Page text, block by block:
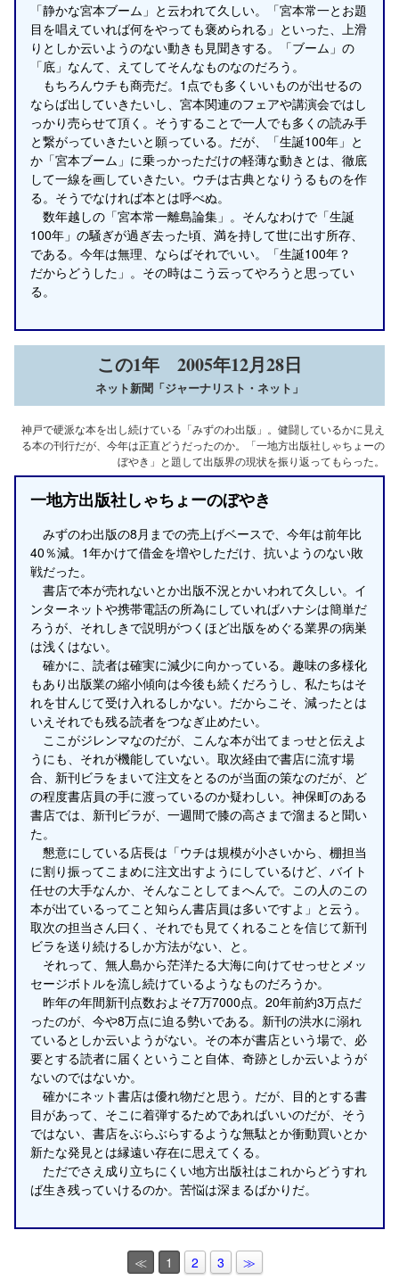
「静かな宮本ブーム」と云われて久しい。「宮本常一とお題
目を唱えていれば何をやっても褒められる」といった、上滑
りとしか云いようのない動きも見聞きする。「ブーム」の
「底」なんて、えてしてそんなものなのだろう。
もちろんウチも商売だ。1点でも多くいいものが出せるの
ならば出していきたいし、宮本関連のフェアや講演会ではし
っかり売らせて頂く。そうすることで一人でも多くの読み手
と繋がっていきたいと願っている。だが、「生誕100年」と
か「宮本ブーム」に乗っかっただけの軽薄な動きとは、徹底
して一線を画していきたい。ウチは古典となりうるものを作
る。そうでなければ本とは呼べぬ。
数年越しの「宮本常一離島論集」。そんなわけで「生誕
100年」の騒ぎが過ぎ去った頃、満を持して世に出す所存、
である。今年は無理、ならばそれでいい。「生誕100年？
だからどうした」。その時はこう云ってやろうと思ってい
る。
この1年 2005年12月28日
ネット新聞「ジャーナリスト・ネット」
神戸で硬派な本を出し続けている「みずのわ出版」。健闘しているかに見え
る本の刊行だが、今年は正直どうだったのか。「一地方出版社しゃちょーの
ぼやき」と題して出版界の現状を振り返ってもらった。
一地方出版社しゃちょーのぼやき
みずのわ出版の8月までの売上げベースで、今年は前年比
40％減。1年かけて借金を増やしただけ、抗いようのない敗
戦だった。
書店で本が売れないとか出版不況とかいわれて久しい。イ
ンターネットや携帯電話の所為にしていればハナシは簡単だ
ろうが、それしきで説明がつくほど出版をめぐる業界の病巣
は浅くはない。
確かに、読者は確実に減少に向かっている。趣味の多様化
もあり出版業の縮小傾向は今後も続くだろうし、私たちはそ
れを甘んじて受け入れるしかない。だからこそ、減ったとは
いえそれでも残る読者をつなぎ止めたい。
ここがジレンマなのだが、こんな本が出てまっせと伝えよ
うにも、それが機能していない。取次経由で書店に流す場
合、新刊ビラをまいて注文をとるのが当面の策なのだが、ど
の程度書店員の手に渡っているのか疑わしい。神保町のある
書店では、新刊ビラが、一週間で膝の高さまで溜まると聞い
た。
懇意にしている店長は「ウチは規模が小さいから、棚担当
に割り振ってこまめに注文出すようにしているけど、バイト
任せの大手なんか、そんなことしてまへんで。この人のこの
本が出ているってこと知らん書店員は多いですよ」と云う。
取次の担当さん曰く、それでも見てくれることを信じて新刊
ビラを送り続けるしか方法がない、と。
それって、無人島から茫洋たる大海に向けてせっせとメッ
セージボトルを流し続けているようなものだろうか。
昨年の年間新刊点数およそ7万7000点。20年前約3万点だ
ったのが、今や8万点に迫る勢いである。新刊の洪水に溺れ
ているとしか云いようがない。その本が書店という場で、必
要とする読者に届くということ自体、奇跡としか云いようが
ないのではないか。
確かにネット書店は優れ物だと思う。だが、目的とする書
目があって、そこに着弾するためであればいいのだが、そう
ではない、書店をぶらぶらするような無駄とか衝動買いとか
新たな発見とは縁遠い存在に思えてくる。
ただでさえ成り立ちにくい地方出版社はこれからどうすれ
ば生き残っていけるのか。苦悩は深まるばかりだ。
≪ 1 2 3 ≫